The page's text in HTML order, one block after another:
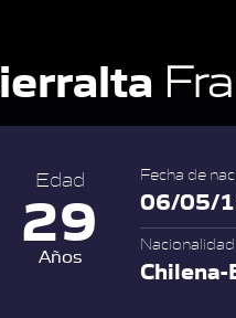
Edad
29
Años
Fecha de
06/05/
Nacionalidad
Chilena-